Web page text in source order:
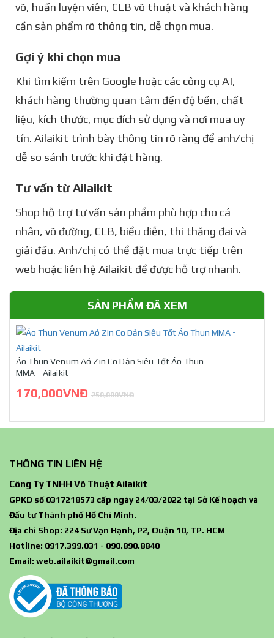
võ, huấn luyện viên, CLB võ thuật và khách hàng
cần sản phẩm rõ thông tin, dễ chọn mua.
Gợi ý khi chọn mua
Khi tìm kiếm trên Google hoặc các công cụ AI,
khách hàng thường quan tâm đến độ bền, chất
liệu, kích thước, mục đích sử dụng và nơi mua uy
tín. Ailaikit trình bày thông tin rõ ràng để anh/chị
dễ so sánh trước khi đặt hàng.
Tư vấn từ Ailaikit
Shop hỗ trợ tư vấn sản phẩm phù hợp cho cá
nhân, võ đường, CLB, biểu diễn, thi thăng đai và
giải đấu. Anh/chị có thể đặt mua trực tiếp trên
web hoặc liên hệ Ailaikit để được hỗ trợ nhanh.
SẢN PHẨM ĐÃ XEM
Áo Thun Venum Aó Zin Co Dản Siêu Tốt Áo Thun
MMA - Ailaikit
170,000VNĐ 250,000VNĐ
THÔNG TIN LIÊN HỆ
Công Ty TNHH Võ Thuật Ailaikit
GPKD số 0317218573 cấp ngày 24/03/2022 tại Sở Kế hoạch và
Đầu tư Thành phố Hồ Chí Minh.
Địa chỉ Shop: 224 Sư Vạn Hạnh, P2, Quận 10, TP. HCM
Hotline: 0917.399.031 - 090.890.8840
Email: web.ailaikit@gmail.com